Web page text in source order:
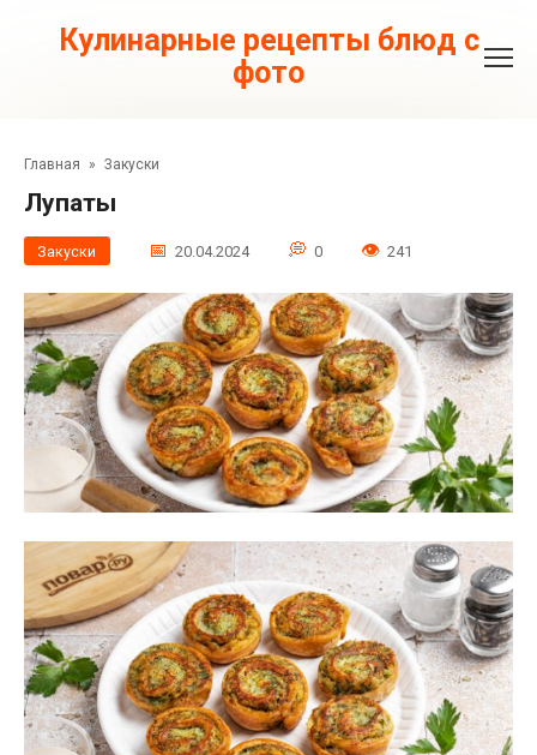
контентуКулинарные рецепты блюд с
фото
Главная » Закуски
Лупаты
Закуски 20.04.2024 0 241